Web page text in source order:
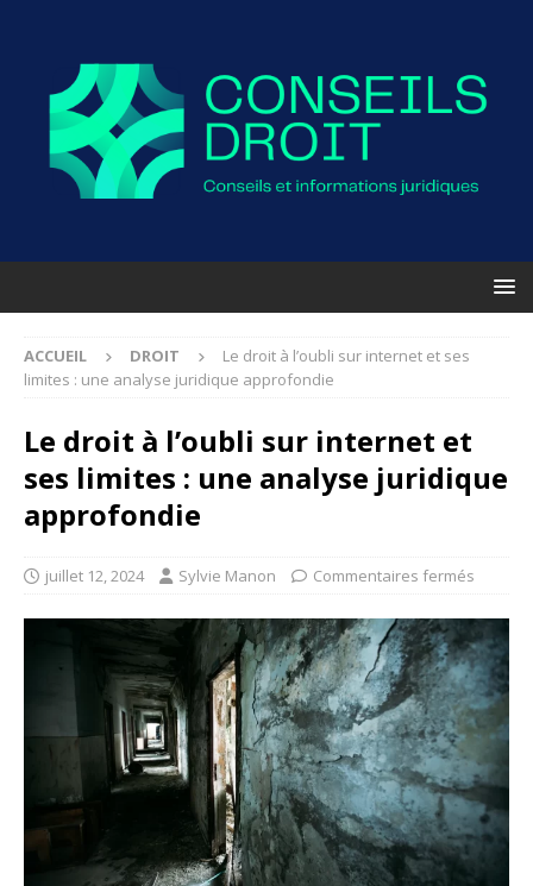
ACCUEIL DROIT
Le droit à l’oubli sur internet et ses
limites : une analyse juridique approfondie
Le droit à l’oubli sur internet et
ses limites : une analyse juridique
approfondie
juillet 12, 2024 Sylvie Manon Commentaires fermés